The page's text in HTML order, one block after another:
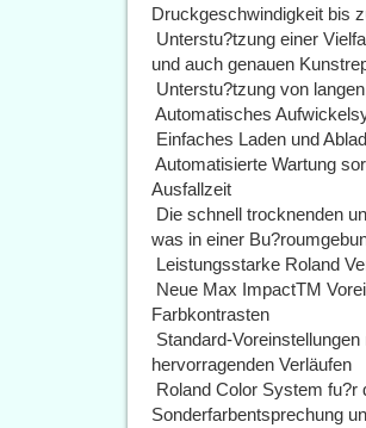
Druckgeschwindigkeit bis
 Unterstu?tzung einer
und auch genauen
 Unterstu?tzung von
 Automatisches
 Einfaches Laden und
 Automatisierte Wartung
Ausfallzeit
 Die schnell trocknenden
was in einer
 Leistungsstarke Roland
 Neue Max ImpactTM
Farbkontrasten
 Standard-
hervorragenden Verläufen
 Roland Color System
Sonderfarbentsprechung